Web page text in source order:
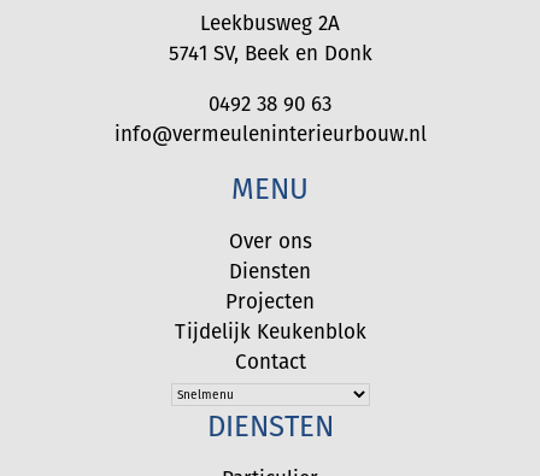
Leekbusweg 2A
5741 SV, Beek en Donk
0492 38 90 63
info@vermeuleninterieurbouw.nl
MENU
Over ons
Diensten
Projecten
Tijdelijk Keukenblok
Contact
DIENSTEN